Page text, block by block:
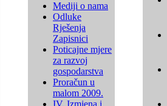
Mediji o nama
Odluke
Rješenja
Zapisnici
Poticajne mjere
za razvoj
gospodarstva
Proračun u
malom 2009.